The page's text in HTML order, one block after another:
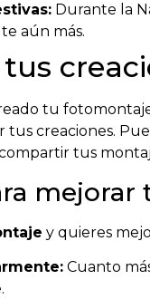
Durante la
aún más.
tu
creaciones.
tus
y quieres
Cuanto